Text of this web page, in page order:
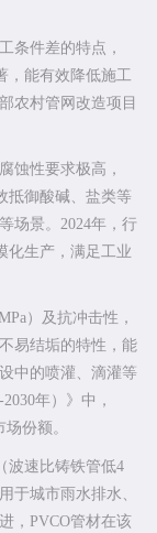
条件差的特点，
，能有效降低施工
农村管网改造项目
蚀性要求极高，
抵御酸碱、盐类等
场景。2024年，行
化生产，满足工业
）及抗冲击性，
易结垢的特性，能
中的喷灌、滴灌等
年）》中，
份额。
波速比铸铁管低4
于城市雨水排水、
，PVCO管材在该